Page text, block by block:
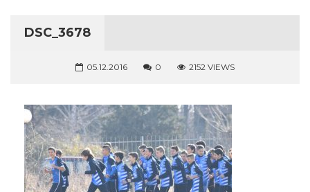
DSC_3678
05.12.2016 0 2152 VIEWS